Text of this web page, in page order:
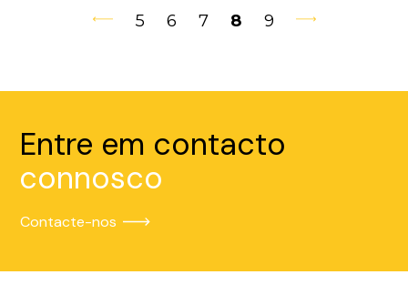
5 6 7 8 9
Entre em contacto
connosco
Contacte-nos